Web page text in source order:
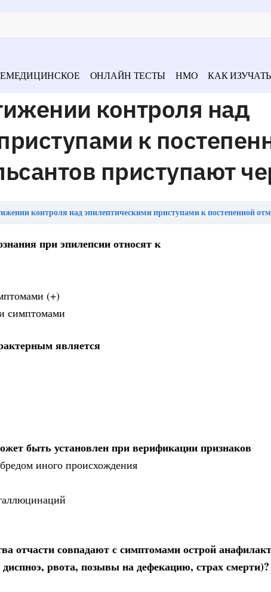
ОНЛАЙН ТЕСТЫ НМО КАК ИЗУЧАТЬ
контроля над
к
приступают
над эпилептическими приступами к постепенной отмене антиконвульсантов
при эпилепсии относят к
(+)
симптомами
является
быть установлен при верификации признаков
иного происхождения
отчасти совпадают с симптомами острой
рвота, позывы на дефекацию, страх смерти)?